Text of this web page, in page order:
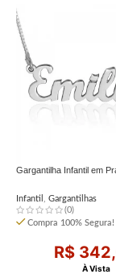
Gargantilha Infantil em
Infantil
Gargantilhas
(0)
Compra 100% Segura!
R$
À Vista